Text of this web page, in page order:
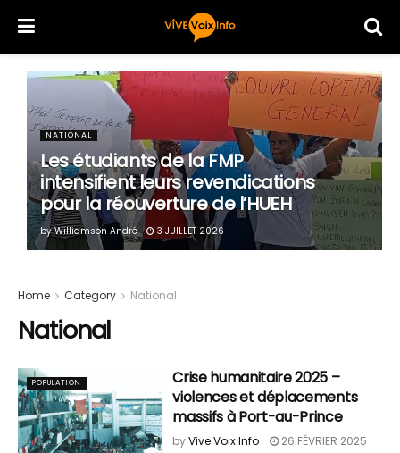
NATIONAL
Les étudiants de la FMP
intensifient leurs revendications
pour la réouverture de l’HUEH
byWilliamson André 3 JUILLET 2026
Home Category National
National
POPULATION
Crise humanitaire 2025 –
violences et déplacements
massifs à Port-au-Prince
byVive Voix Info 26 FÉVRIER 2025